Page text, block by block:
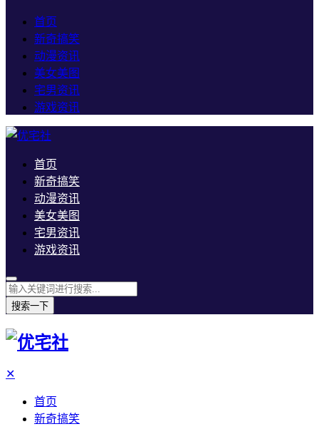
首页
新奇搞笑
动漫资讯
美女美图
宅男资讯
游戏资讯
首页
新奇搞笑
动漫资讯
美女美图
宅男资讯
游戏资讯
搜索一下
✕
首页
新奇搞笑